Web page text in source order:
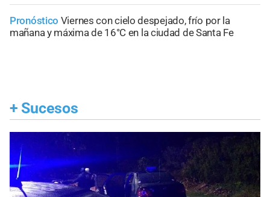
Pronóstico Viernes con cielo despejado, frío por la
mañana y máxima de 16°C en la ciudad de Santa Fe
+ Sucesos